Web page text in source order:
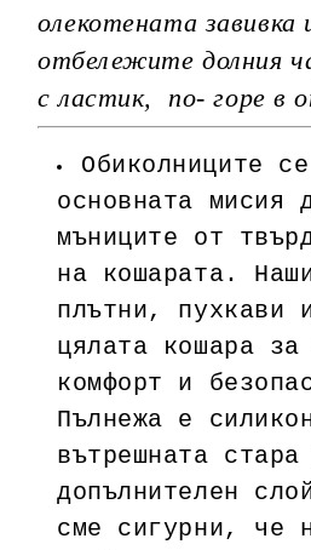
олекотената завивка
отбележите долния
с ластик, по- горе в
Обиколниците
основната мисия
мъниците от
на кошарата.
плътни, пухкави
цялата кошара за
комфорт и
Пълнежа е
вътрешната
допълнителен
сме сигурни, че